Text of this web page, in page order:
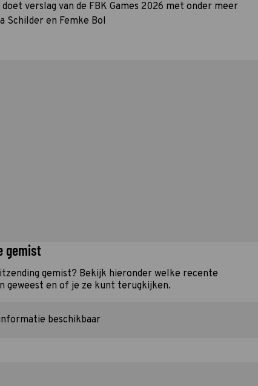
doet verslag van de FBK Games 2026 met onder meer
Schilder en Femke Bol
gemist
gemist? Bekijk hieronder welke recente
geweest en of je ze kunt terugkijken.
beschikbaar